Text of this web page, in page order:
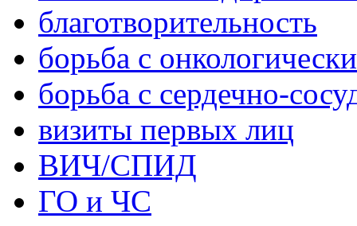
благотворительность
борьба с
борьба с сердечно-
визиты первых лиц
ВИЧ/СПИД
ГО и ЧС